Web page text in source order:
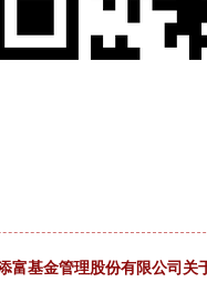
富基金管理股份有限公司关